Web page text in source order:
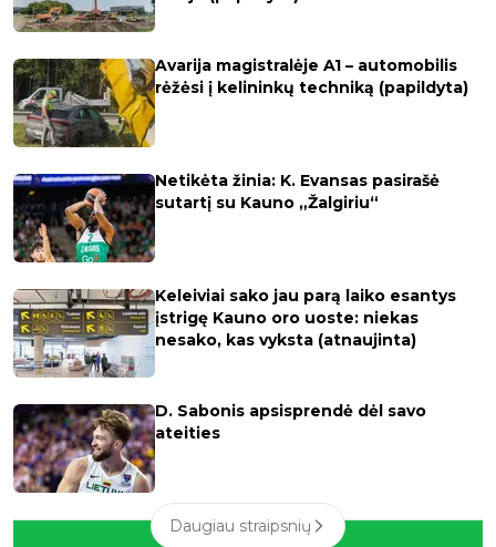
Avarija magistralėje A1 – automobilis
rėžėsi į kelininkų techniką (papildyta)
Netikėta žinia: K. Evansas pasirašė
sutartį su Kauno „Žalgiriu“
Keleiviai sako jau parą laiko esantys
įstrigę Kauno oro uoste: niekas
nesako, kas vyksta (atnaujinta)
D. Sabonis apsisprendė dėl savo
ateities
Daugiau straipsnių